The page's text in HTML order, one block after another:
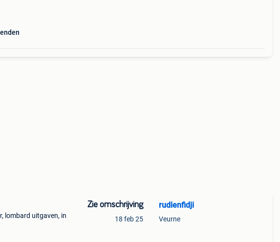
lombard uitgaven, in
Zie omschrijving
18 feb 25
rudienfidji
Veurne